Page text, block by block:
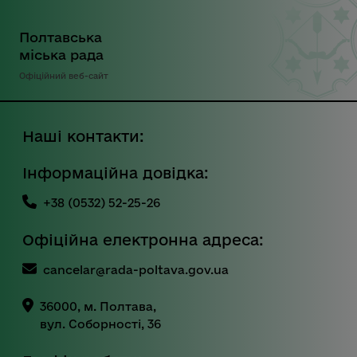
Полтавська
міська рада
Офіційний веб-сайт
Наші контакти:
Інформаційна довідка:
+38 (0532) 52-25-26
Офіційна електронна адреса:
cancelar@rada-poltava.gov.ua
36000, м. Полтава,
вул. Соборності, 36